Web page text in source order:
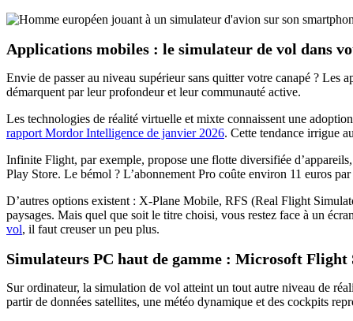
Applications mobiles : le simulateur de vol dans
Envie de passer au niveau supérieur sans quitter votre canapé ? Les
démarquent par leur profondeur et leur communauté active.
Les technologies de réalité virtuelle et mixte connaissent une
rapport Mordor Intelligence de janvier 2026. Cette tendance irrigue
Infinite Flight, par exemple, propose une flotte diversifiée
Play Store. Le bémol ? L’abonnement Pro coûte environ 11 euros
D’autres options existent : X-Plane Mobile, RFS (Real Flight
paysages. Mais quel que soit le titre choisi, vous restez face à un
vol, il faut creuser un peu plus.
Simulateurs PC haut de gamme : Microsoft Flight
Sur ordinateur, la simulation de vol atteint un tout autre niveau de
partir de données satellites, une météo dynamique et des cockpits